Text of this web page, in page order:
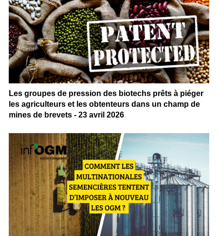
Les groupes de pression des biotechs prêts à piéger
les agriculteurs et les obtenteurs dans un champ de
mines de brevets - 23 avril 2026